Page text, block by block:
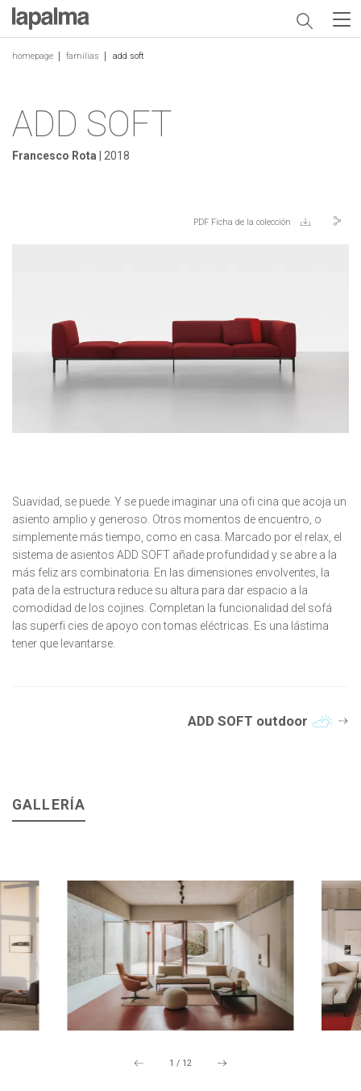
homepage familias add soft
ADD SOFT
Francesco Rota | 2018
PDF Ficha de la colección
Suavidad, se puede. Y se puede imaginar una ofi cina que acoja un
asiento amplio y generoso. Otros momentos de encuentro, o
simplemente más tiempo, como en casa. Marcado por el relax, el
sistema de asientos ADD SOFT añade profundidad y se abre a la
más feliz ars combinatoria. En las dimensiones envolventes, la
pata de la estructura reduce su altura para dar espacio a la
comodidad de los cojines. Completan la funcionalidad del sofá
las superfi cies de apoyo con tomas eléctricas. Es una lástima
tener que levantarse.
ADD SOFT outdoor
GALLERÍA
1 / 12